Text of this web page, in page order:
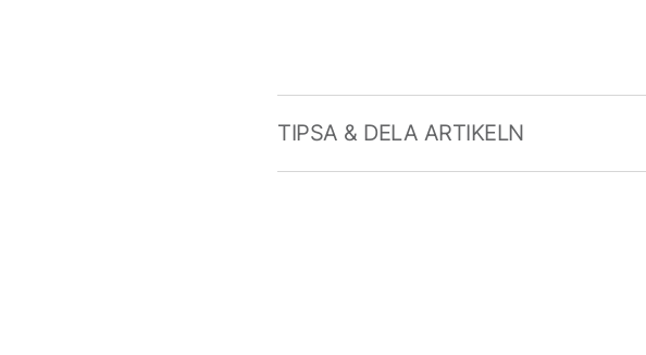
TIPSA & DELA ARTIKELN